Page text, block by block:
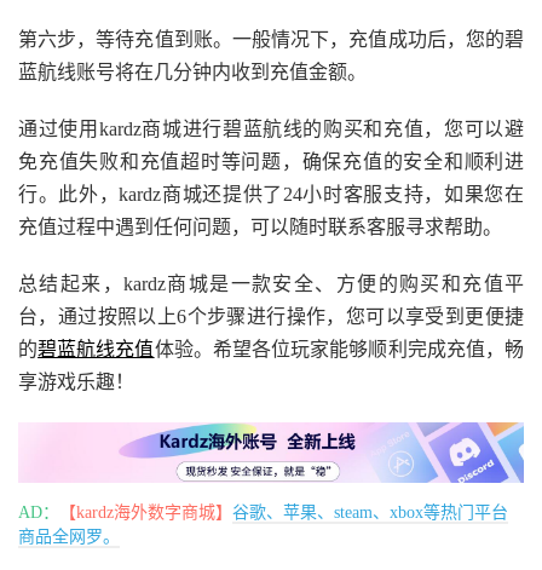
第六步，等待充值到账。一般情况下，充值成功后，您的碧
蓝航线账号将在几分钟内收到充值金额。
通过使用kardz商城进行碧蓝航线的购买和充值，您可以避
免充值失败和充值超时等问题，确保充值的安全和顺利进
行。此外，kardz商城还提供了24小时客服支持，如果您在
充值过程中遇到任何问题，可以随时联系客服寻求帮助。
总结起来，kardz商城是一款安全、方便的购买和充值平
台，通过按照以上6个步骤进行操作，您可以享受到更便捷
的碧蓝航线充值体验。希望各位玩家能够顺利完成充值，畅
享游戏乐趣！
AD： 【kardz海外数字商城】 谷歌、苹果、steam、xbox等热门平台
商品全网罗。